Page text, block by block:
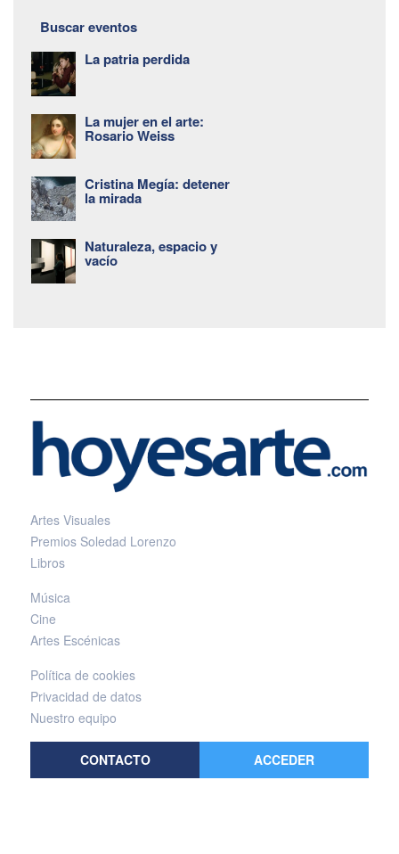
Buscar eventos
La patria perdida
La mujer en el arte:
Rosario Weiss
Cristina Megía: detener
la mirada
Naturaleza, espacio y
vacío
Artes Visuales
Premios Soledad Lorenzo
Libros
Música
Cine
Artes Escénicas
Política de cookies
Privacidad de datos
Nuestro equipo
CONTACTO ACCEDER